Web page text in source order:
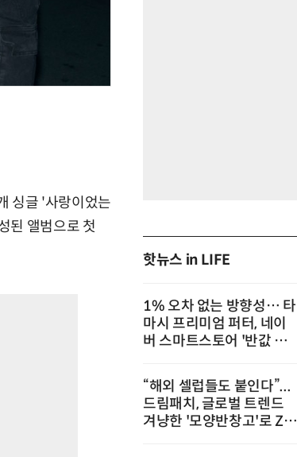
싱글 '사랑이었는
된 앨범으로 첫
핫뉴스 in LIFE
1% 오차 없는 방향성… 타
마시 프리미엄 퍼터, 네이
버 스마트스토어 '반값 할
“해외 셀럽들도 붙인다”...
드림패치, 글로벌 트렌드
겨냥한 '모양반창고'로 Z세